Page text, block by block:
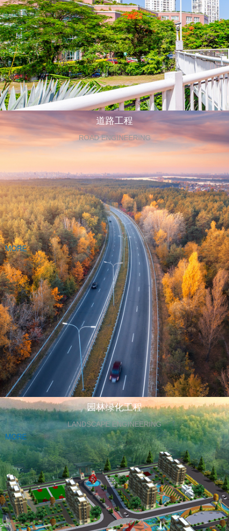
道路工程
ROAD ENGINEERING
MORE
园林绿化工程
LANDSCAPE ENGINEERING
MORE